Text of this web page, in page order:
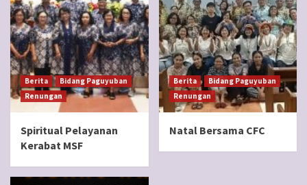
Berita
Bidang Paguyuban
Renungan
Spiritual Pelayanan
Kerabat MSF
Berita
Bidang Paguyuban
Renungan
Natal Bersama CFC